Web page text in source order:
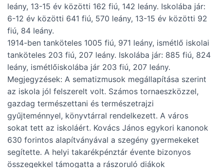
leány, 13-15 év közötti 162 fiú, 142 leány. Iskolába jár:
6-12 év közötti 641 fiú, 570 leány, 13-15 év közötti 92
fiú, 84 leány.
1914-ben tanköteles 1005 fiú, 971 leány, ismétlő iskolai
tanköteles 203 fiú, 207 leány. Iskolába jár: 885 fiú, 824
leány, ismétlőiskolába jár 203 fiú, 207 leány.
Megjegyzések: A sematizmusok megállapítása szerint
az iskola jól felszerelt volt. Számos tornaeszközzel,
gazdag természettani és természetrajzi
gyűjteménnyel, könyvtárral rendelkezett. A város
sokat tett az iskoláért. Kovács János egykori kanonok
630 forintos alapítványával a szegény gyermekeket
segítette. A helyi takarékpénztár évente bizonyos
összegekkel támogatta a rászoruló diákok